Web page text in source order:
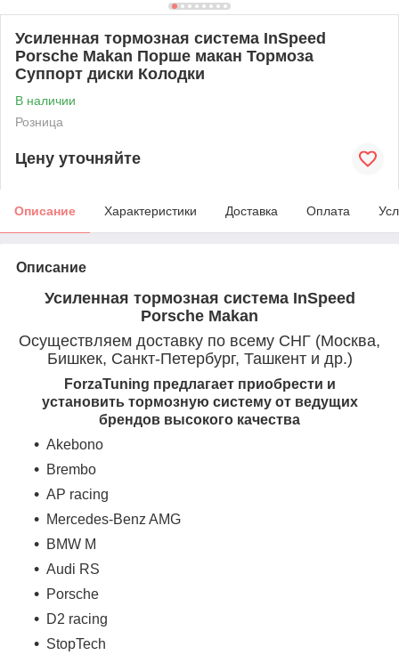
Усиленная тормозная система InSpeed
Porsche Makan Порше макан Тормоза
Суппорт диски Колодки
В наличии
Розница
Цену уточняйте
Описание Характеристики Доставка Оплата
Описание
Усиленная тормозная система InSpeed
Porsche Makan
Осуществляем доставку по всему СНГ (Москва,
Бишкек, Санкт-Петербург, Ташкент и др.)
ForzaTuning предлагает приобрести и
установить тормозную систему от ведущих
брендов высокого качества
Akebono
Brembo
AP racing
Mercedes-Benz AMG
BMW M
Audi RS
Porsche
D2 racing
StopTech